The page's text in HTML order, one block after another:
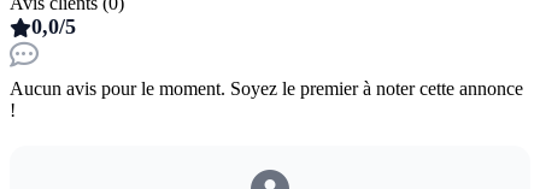
0,0/5
Aucun avis pour le moment. Soyez le premier à noter cette annonce
!